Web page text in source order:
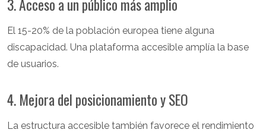
3. Acceso a un público más amplio
El 15-20% de la población europea tiene alguna
discapacidad. Una plataforma accesible amplía la base
de usuarios.
4. Mejora del posicionamiento y SEO
La estructura accesible también favorece el rendimiento